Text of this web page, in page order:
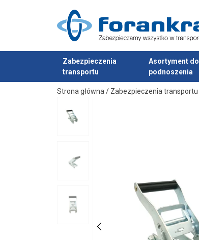
Zabezpieczenia
transportu
Asortyment do
podnoszenia
Dodano do zapytania
Strona główna / Zabezpieczenia transportu
Materiał:
Znakowanie:
Zakończenie:
standard: